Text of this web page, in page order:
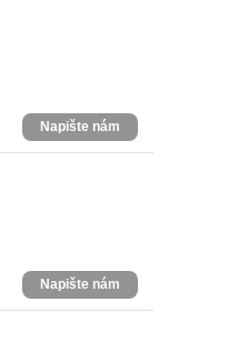
Napište nám
Napište nám